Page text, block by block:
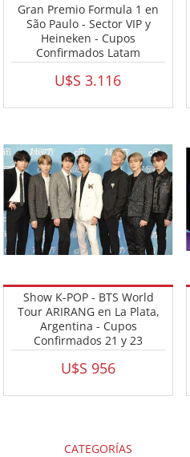
Gran Premio Formula 1 en
São Paulo - Sector VIP y
Heineken - Cupos
Confirmados Latam
U$S 3.116
Show K-POP - BTS World
Tour ARIRANG en La Plata,
Argentina - Cupos
Confirmados 21 y 23
Octubre
U$S 956
CATEGORÍAS